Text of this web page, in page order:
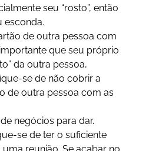
seu “rosto”, então
esconda.
de outra pessoa com
que seu próprio
da outra pessoa,
se de não cobrir a
de outra pessoa com as
negócios para dar.
se de ter o suficiente
reunião. Se acabar no